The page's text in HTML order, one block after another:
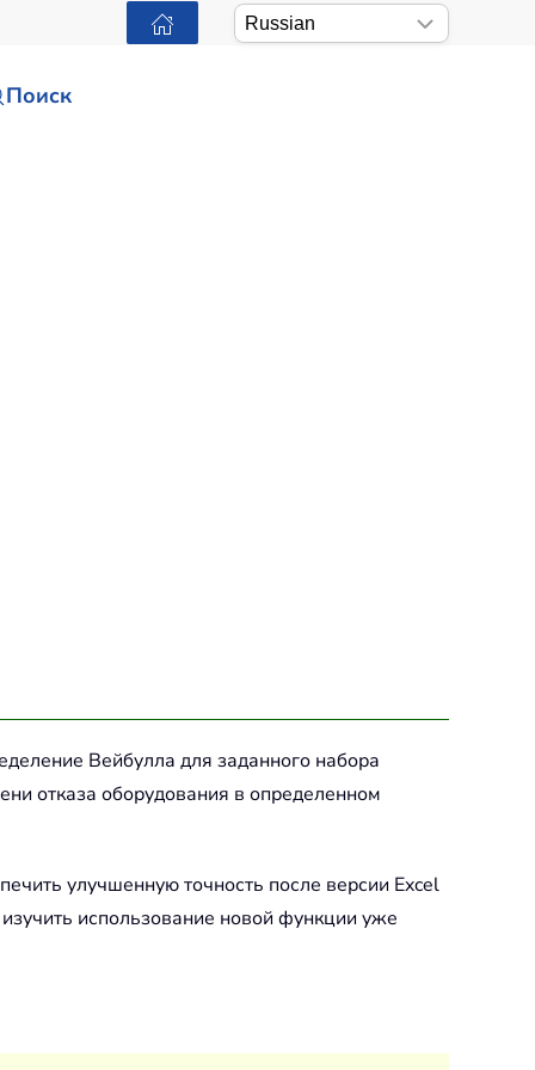
Поиск
Вейбулла для заданного набора
отказа оборудования в определенном
улучшенную точность после версии Excel
использование новой функции уже